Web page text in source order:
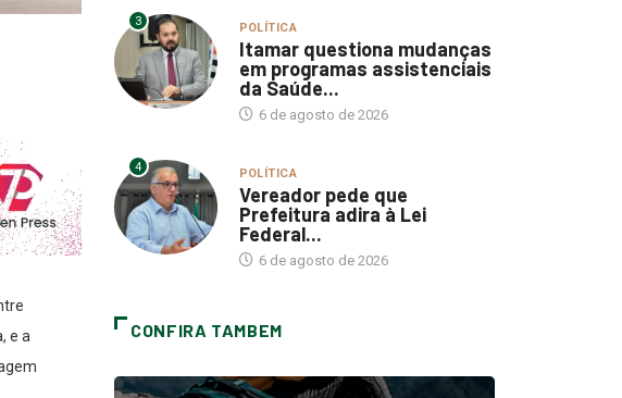
e a
3 POLÍTICA
Itamar questiona mudanças
em programas assistenciais
da Saúde...
6 de agosto de 2026
4 POLÍTICA
Vereador pede que
Prefeitura adira à Lei
Federal...
6 de agosto de 2026
CONFIRA TAMBEM